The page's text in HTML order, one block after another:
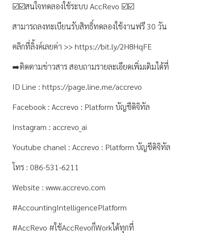
☑️☑️สนใจทดลองใช้ระบบ AccRevo ☑️☑️
สามารถลงทะเบียนรับสิทธิ์ทดลองใช้งานฟรี 30 วัน
คลิกที่ลิ้งค์เลยค่า >> https://bit.ly/2H8HqFE
➡️ติดตามข่าวสาร สอบถามรายละเอียดเพิ่มเติมได้ที่
ID Line : https://page.line.me/accrevo
Facebook : Accrevo : Platform บัญชีดิจิทัล
Instagram : accrevo_ai
Youtube chanel : Accrevo : Platform บัญชีดิจิทัล
โทร : 086-531-6211
Website : www.accrevo.com
#AccountingIntelligencePlatform
#AccRevo #ใช้AccRevoก็Workได้ทุกที่